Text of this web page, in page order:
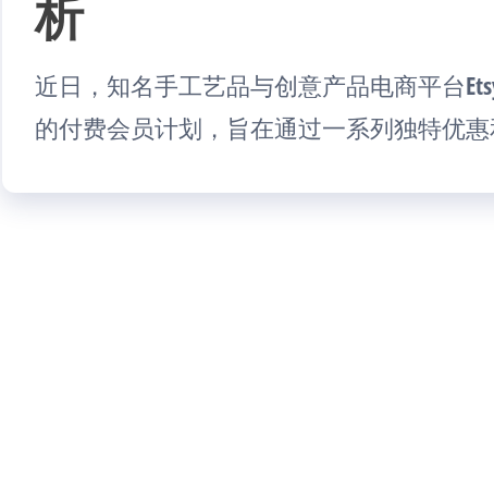
析
近日，知名手工艺品与创意产品电商平台
的付费会员计划，旨在通过一系列独特优